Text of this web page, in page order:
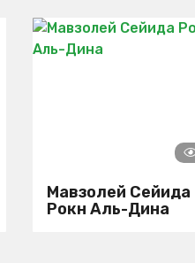
Мавзолей Сейида
Рокн Аль-Дина